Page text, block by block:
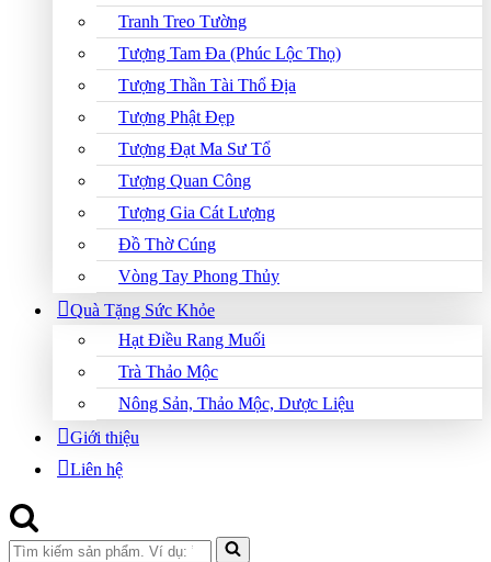
Tranh Treo Tường
Tượng Tam Đa (Phúc Lộc Thọ)
Tượng Thần Tài Thổ Địa
Tượng Phật Đẹp
Tượng Đạt Ma Sư Tổ
Tượng Quan Công
Tượng Gia Cát Lượng
Đồ Thờ Cúng
Vòng Tay Phong Thủy
Quà Tặng Sức Khỏe
Hạt Điều Rang Muối
Trà Thảo Mộc
Nông Sản, Thảo Mộc, Dược Liệu
Giới thiệu
Liên hệ
Search